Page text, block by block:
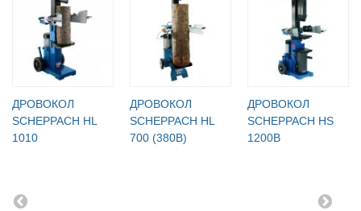
ДРОВОКОЛ
SCHEPPACH HL
1010
ДРОВОКОЛ
SCHEPPACH HL
700 (380В)
ДРОВОКОЛ
SCHEPPACH HS
1200B